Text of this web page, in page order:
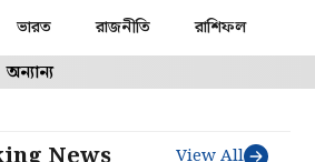
ভারত রাজনীতি রাশিফল
অন্যান্য
View All